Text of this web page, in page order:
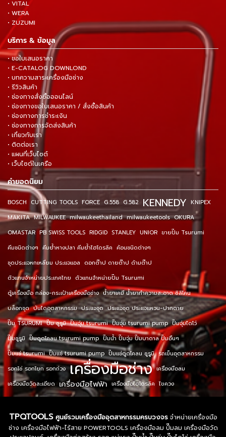
• VITAL
• WERA
• ZUZUMI
บริการ & ข้อมูล
• ขอใบเสนอราคา
• E-CATALOG DOWNLOND
• บทความสาระเครื่องมือช่าง
• รีวิวสินค้า
• ช่องทางสั่งซื้อออนไลน์
• ช่องทางขอใบเสนอราคา / สั่งซื้อสินค้า
• ช่องทางการชำระเงิน
• ช่องทางการจัดส่งสินค้า
• เกี่ยวกับเรา
• ติดต่อเรา
• แผนที่เว็บไซต์
• เว็บไซต์ในเครือ
คำยอดนิยม
BOSCH CUTTING TOOLS FORCE G.558 G.582 KENNEDY KNIPEX
MAKITA MILWAUKEE milwaukeethailand milwaukeetools OKURA
OMASTAR PB SWISS TOOLS RIDGID STANLEY UNIOR ขายปั๊ม Tsurumi
คีมชนิดต่างๆ คีมย้ำหางปลา คีมย้ำไฮโดรลิค ค้อนชนิดต่างๆ
ชุดประแจหกเหลี่ยม ประแจแอล ดอกต๊าป ดายต๊าป ด้ามต๊าป
ตัวแทนจำหน่ายประเทศไทย ตัวแทนจำหน่ายปั๊ม Tsurumi
ตู้เครื่องมือ กล่อง-กระเป๋าเครื่องมือช่าง น้ำยาเคมี น้ำยาทำความสะอาด ซิลิโคน
บล็อกชุด บันไดอุตสาหกรรม ประแจชุด ประแจชุด ประแจแหวน-ปากตาย
ปั๊ม TSURUMI ปั๊ม ซูรูมิ ปั๊มจุ่ม tsurumi ปั๊มจุ่ม tsurumi pump ปั๊มจุ่มไดโว่
ปั๊มซูรูมิ ปั๊มดูดโคลน tsurumi pump ปั๊มน้ำ ปั๊มจุ่ม ปั๊มบาดาล ปั๊มอื่นๆ
ปั๊มแช่ tsurumi ปั๊มแช่ tsurumi pump ปั๊มแช่ดูดโคลน ซูรูมิ รถเข็นอุตสาหกรรม
รอกโซ่ รอกโยก รอกถ่วง เครื่องมือช่าง เครื่องมือลม
เครื่องมือวัดละเอียด เครื่องมือไฟฟ้า เครื่องมือไฮโดรลิค ไขควง
TPQTOOLS ศูนย์รวมเครื่องมืออุตสาหกรรมครบวงจรจำหน่ายเครื่องมือ
ช่าง เครื่องมือไฟฟ้า-ไร้สาย POWERTOOLS เครื่องมือลม ปั๊มลม เครื่องมือวัด